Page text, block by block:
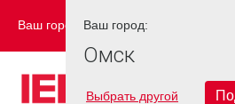
Ваш город: ОМСК
Ваш город:
Омск
Выбрать другой